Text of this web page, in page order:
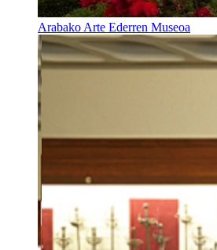
Arabako Arte Ederren Museoa